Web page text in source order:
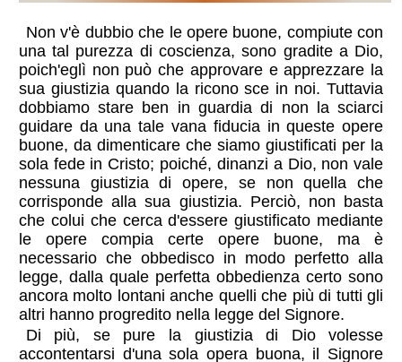
Non v'è dubbio che le opere buone, compiute con
una tal purezza di coscienza, sono gradite a Dio,
poich'eglì non può che approvare e apprezzare la
sua giustizia quando la ricono sce in noi. Tuttavia
dobbiamo stare ben in guardia di non la sciarci
guidare da una tale vana fiducia in queste opere
buone, da dimenticare che siamo giustificati per la
sola fede in Cristo; poiché, dinanzi a Dio, non vale
nessuna giustizia di opere, se non quella che
corrisponde alla sua giustizia. Perciò, non basta
che colui che cerca d'essere giustificato mediante
le opere compia certe opere buone, ma è
necessario che obbedisco in modo perfetto alla
legge, dalla quale perfetta obbedienza certo sono
ancora molto lontani anche quelli che più di tutti gli
altri hanno progredito nella legge del Signore.
Di più, se pure la giustizia di Dio volesse
accontentarsi d'una sola opera buona, il Signore